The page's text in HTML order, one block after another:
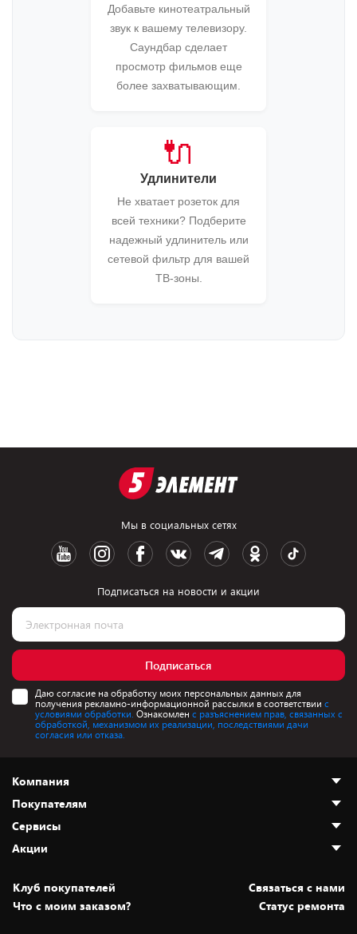
Добавьте кинотеатральный
звук к вашему телевизору.
Саундбар сделает
просмотр фильмов еще
более захватывающим.
🔌
Удлинители
Не хватает розеток для
всей техники? Подберите
надежный удлинитель или
сетевой фильтр для вашей
ТВ-зоны.
Мы в социальных сетях
Подписаться на новости и акции
Подписаться
Даю согласие на обработку моих персональных данных для
получения рекламно-информационной рассылки в соответствии с
условиями обработки. Ознакомлен с разъяснением прав, связанных с
обработкой, механизмом их реализации, последствиями дачи
согласия или отказа.
Компания
О нас
Адреса магазинов
Новости
Статьи и обзоры
Вакансии
Покупателям
Как сделать заказ
Оплата и доставка
Безналичный расчёт
Обмен и возврат товара
Сервисы
Установка техники
Для игровых консолей
Акции
Скидки и промокоды
Белорусские товары
Клуб покупателей
Cвязаться с нами
Что с моим заказом?
Статус ремонта